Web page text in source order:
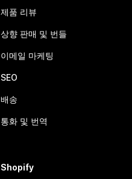
제품 리뷰
상향 판매 및 번들
이메일 마케팅
SEO
배송
통화 및 번역
Shopify